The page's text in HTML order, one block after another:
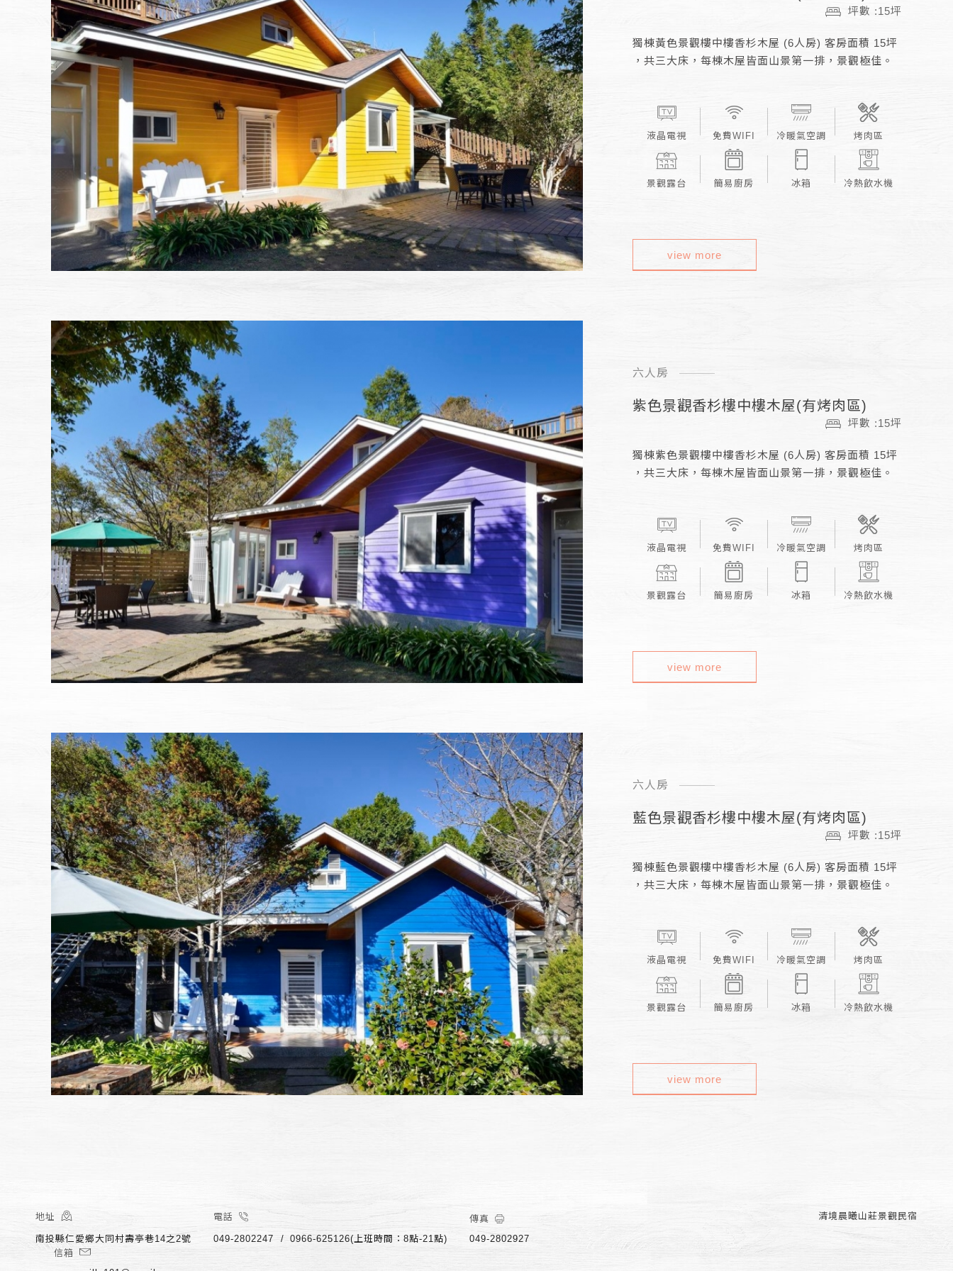
坪數 :15坪
獨棟黃色景觀樓中樓香杉木屋 (6人房) 客房面積 15坪
，共三大床，每棟木屋皆面山景第一排，景觀極佳。
液晶電視 免費WIFI 冷暖氣空調 烤肉區
景觀露台 簡易廚房 冰箱 冷熱飲水機
view more
六人房
紫色景觀香杉樓中樓木屋(有烤肉區)
坪數 :15坪
獨棟紫色景觀樓中樓香杉木屋 (6人房) 客房面積 15坪
，共三大床，每棟木屋皆面山景第一排，景觀極佳。
液晶電視 免費WIFI 冷暖氣空調 烤肉區
景觀露台 簡易廚房 冰箱 冷熱飲水機
view more
六人房
藍色景觀香杉樓中樓木屋(有烤肉區)
坪數 :15坪
獨棟藍色景觀樓中樓香杉木屋 (6人房) 客房面積 15坪
，共三大床，每棟木屋皆面山景第一排，景觀極佳。
液晶電視 免費WIFI 冷暖氣空調 烤肉區
景觀露台 簡易廚房 冰箱 冷熱飲水機
view more
地址
南投縣仁愛鄉大同村壽亭巷14之2號
電話
049-2802247 0966-625126(上班時間：8點-21點)
傳真
049-2802927
信箱
清境晨曦山莊景觀民宿